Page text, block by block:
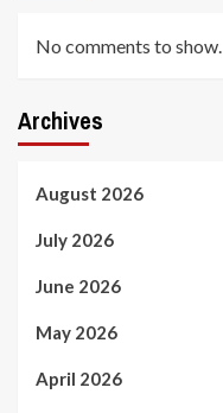
No comments to show.
Archives
August 2026
July 2026
June 2026
May 2026
April 2026